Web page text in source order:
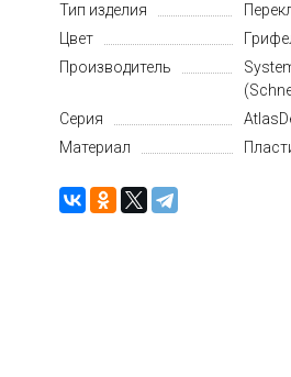
Тип изделия
Цвет
Производитель
Серия
Материал